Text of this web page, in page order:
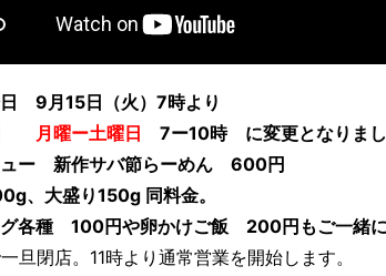
9月15日（火）7時より
月曜ー土曜日 7ー10時 に変更となりまし
ュー 新作サバ節らーめん 600円
、大盛り150g 同料金。
グ各種 100円や卵かけご飯 200円もご一緒に
旦閉店。11時より通常営業を開始します。